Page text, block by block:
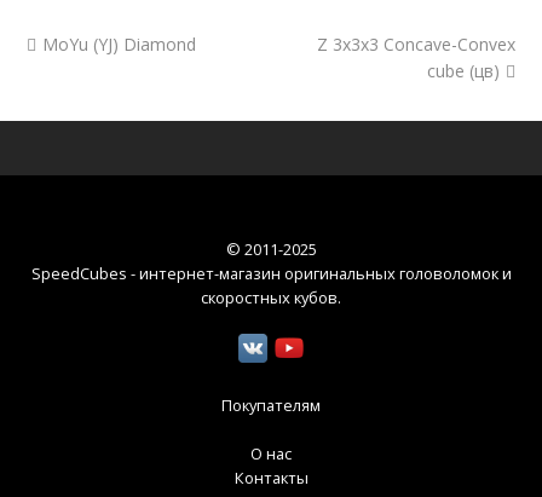
MoYu (YJ) Diamond
Z 3x3x3 Concave-Convex
cube (цв)
© 2011-2025
SpeedCubes - интернет-магазин оригинальных головоломок и
скоростных кубов.
Покупателям
О нас
Контакты